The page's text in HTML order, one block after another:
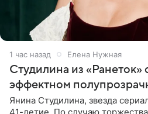
1 час назад Елена Нужная
Студилина из «Ранеток»
эффектном
Янина Студилина, звезда
41-летие. По случаю